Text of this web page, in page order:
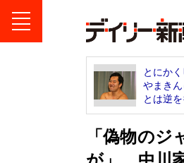
とにか
やまき
とは逆
「偽物の